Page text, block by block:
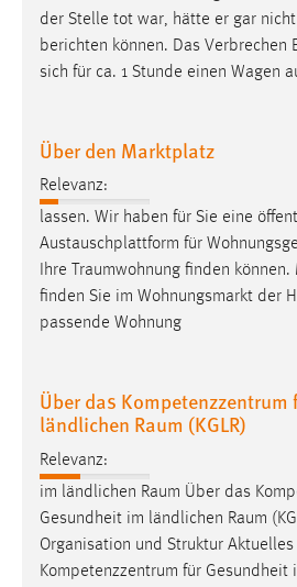
der Stelle tot war, hätte er gar
berichten können. Das Verbrechen
sich für ca. 1 Stunde einen Wagen
Über den Marktplatz
Relevanz:
lassen. Wir haben für Sie eine
Austauschplattform für
Ihre Traumwohnung finden können.
finden Sie im Wohnungsmarkt der
passende Wohnung
Über das Kompetenzzentrum
ländlichen Raum (KGLR)
Relevanz:
im ländlichen Raum Über das
Gesundheit im ländlichen Raum
Organisation und Struktur
Kompetenzzentrum für Gesundheit